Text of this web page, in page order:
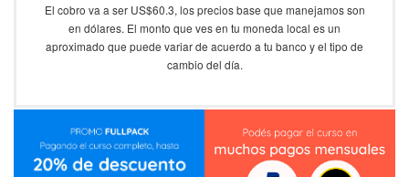
El cobro va a ser US$60.3, los precios base que manejamos son
en dólares. El monto que ves en tu moneda local es un
aproximado que puede variar de acuerdo a tu banco y el tipo de
cambio del día.